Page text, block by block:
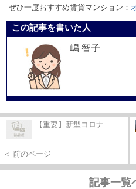
ぜひ一度おすすめ賃貸マンション：
この記事を書いた人
嶋 智子
【重要】新型コロナ...
＜ 前のページ
記事一覧